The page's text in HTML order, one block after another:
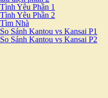
Tình Yêu Phần 1
Tình Yêu Phần 2
Tìm Nhà
So Sánh Kantou vs Kansai P1
So Sánh Kantou vs Kansai P2